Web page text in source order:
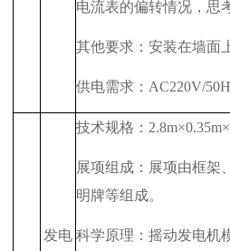
电流表的偏转情况，思
其他要求：安装在墙面
供电需求： AC220V/
发电
技术规格： 2.8m×0.35m×
展项组成：展项由框架
明牌等组成。
科学原理：摇动发电机